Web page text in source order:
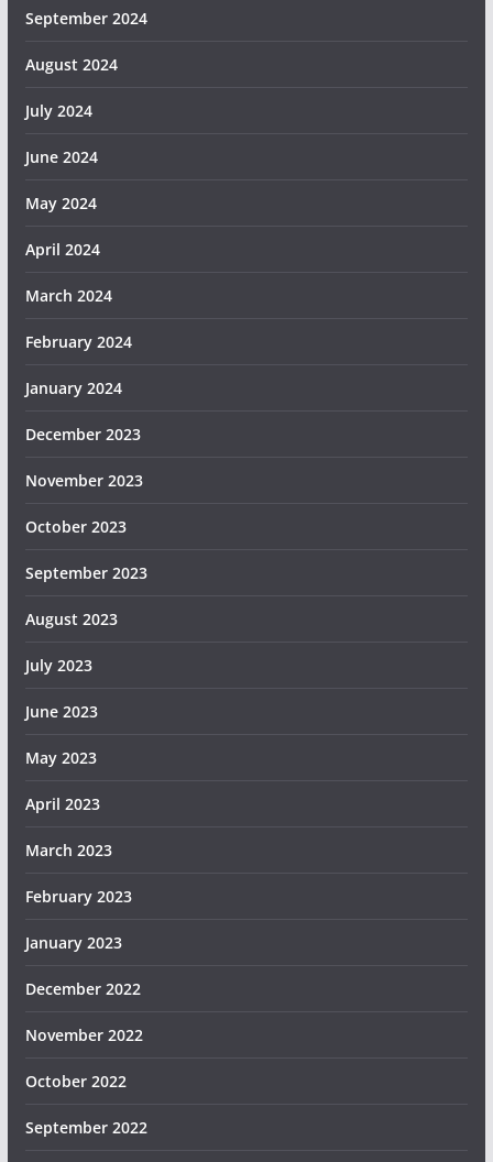
September 2024
August 2024
July 2024
June 2024
May 2024
April 2024
March 2024
February 2024
January 2024
December 2023
November 2023
October 2023
September 2023
August 2023
July 2023
June 2023
May 2023
April 2023
March 2023
February 2023
January 2023
December 2022
November 2022
October 2022
September 2022